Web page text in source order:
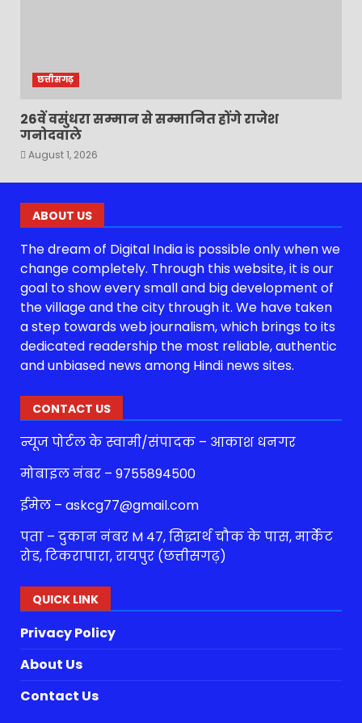
छत्तीसगढ़
26वें वसुंधरा सम्मान से सम्मानित होंगे राजेश
गनोदवाले
August 1, 2026
ABOUT US
The dream of Digital India is possible only when we
change completely. Through this website, it is our
goal to show every small and big development of
the village and the city through it. We have taken
a step towards web journalism, which brings to its
dedicated readership the most reliable, authentic
and unbiased news among Hindi news sites.
CONTACT US
न्यूज पोर्टल के स्वामी/संपादक – आकाश धनगर
मोबाइल नंबर – 9755894500
ईमेल – askcg77@gmail.com
पता – दुकान नंबर M 47, सिद्धार्थ चौक के पास, मार्केट
रोड, टिकरापारा, रायपुर (छत्तीसगढ़)
QUICK LINK
Privacy Policy
About Us
Contact Us